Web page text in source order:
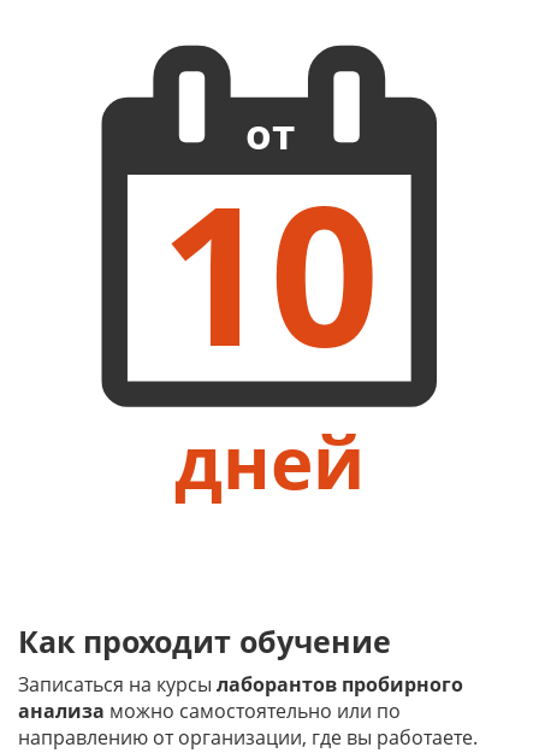
от
10
дней
Как проходит обучение
Записаться на курсы лаборантов пробирного
анализа можно самостоятельно или по
направлению от организации, где вы работаете.